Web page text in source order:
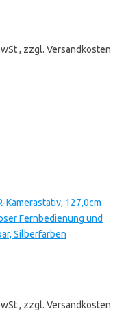
zzgl. Versandkosten
Kamerastativ, 127,0cm
Fernbedienung und
Silberfarben
zzgl. Versandkosten